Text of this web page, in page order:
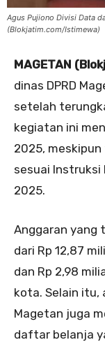
Agus Pujiono Divisi Data
(Blokjatim.com/Istimewa)
MAGETAN
dinas DPRD
setelah
kegiatan ini
2025,
sesuai Instruksi
2025.
Anggaran yang
dari Rp 12,87
dan Rp 2,98
kota. Selain itu,
Magetan juga
daftar belanja